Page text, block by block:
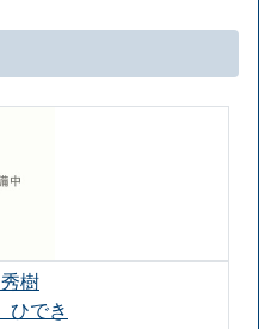
樹
でき